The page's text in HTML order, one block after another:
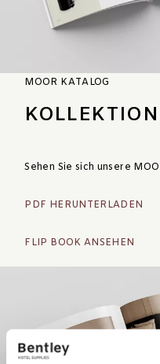
MOOR KATALOG
Sehen Sie sich unsere
PDF HERUNTERLADEN
FLIP BOOK ANSEHEN